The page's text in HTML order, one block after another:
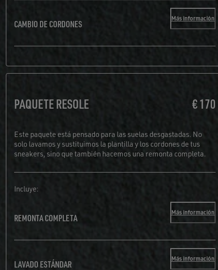
CAMBIO DE CORDONES Más información
PAQUETE RESOLE € 170
Este paquete está pensado para las suelas desgastadas. No
solo lavamos y sustituimos la plantilla y los cordones de tus
sneakers, sino que también hacemos una remonta completa.
Incluye:
REMONTA COMPLETA Más información
LAVADO ESTÁNDAR Más información